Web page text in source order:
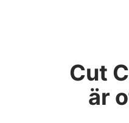
Cut
är